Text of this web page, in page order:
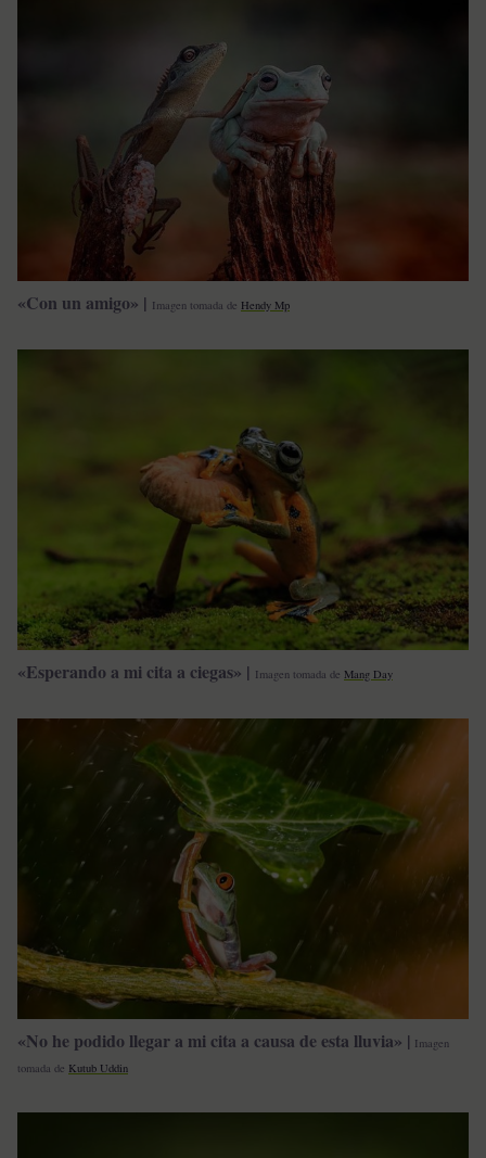
«Con un amigo» | Imagen tomada de Hendy Mp
«Esperando a mi cita a ciegas» | Imagen tomada de Mang Day
«No he podido llegar a mi cita a causa de esta lluvia» | Imagen
tomada de Kutub Uddin